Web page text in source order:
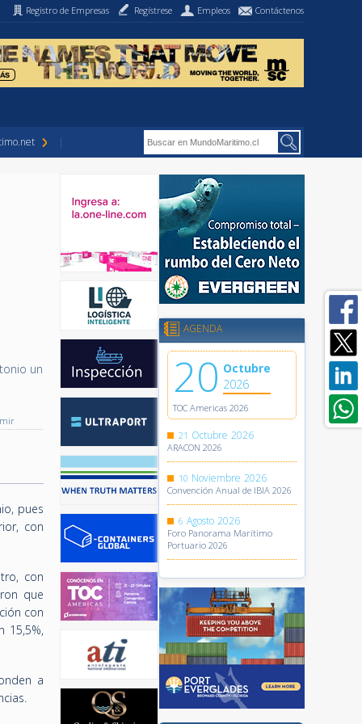
Registro de Empresas Regístrese Empleos Contáctenos
un
pues
con
con
que
con
15,5%,
a
AGENDA
20 Octubre
2026
TOC Americas 2026
21 Octubre 2026
ARACON 2026
10 Noviembre 2026
Convención Anual de IBIA 2026
6 Agosto 2026
Foro Panorama Marítimo
Portuario 2026